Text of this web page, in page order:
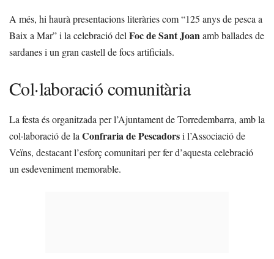
A més, hi haurà presentacions literàries com “125 anys de pesca a
Baix a Mar” i la celebració del Foc de Sant Joanamb ballades de
sardanes i un gran castell de focs artificials.
Col·laboració comunitària
La festa és organitzada per l’Ajuntament de Torredembarra, amb la
col·laboració de la Confraria de Pescadorsi l’Associació de
Veïns, destacant l’esforç comunitari per fer d’aquesta celebració
un esdeveniment memorable.